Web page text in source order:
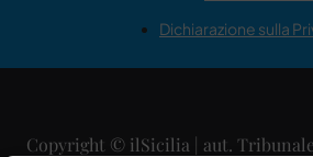
Dichiarazione sulla
Copyright © ilSicilia | aut. Tribunale